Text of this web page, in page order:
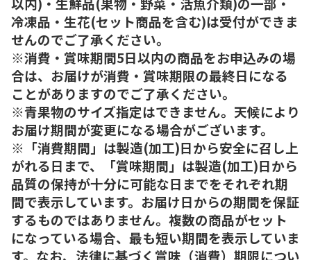
冷凍品・生花(セット商品を含む)は受付ができま
せんのでご了承ください。
※消費・賞味期間5日以内の商品をお申込みの場
合は、お届けが消費・賞味期限の最終日になる
ことがありますのでご了承ください。
※青果物のサイズ指定はできません。天候により
お届け期間が変更になる場合がございます。
※「消費期間」は製造(加工)日から安全に召し上
がれる日まで、「賞味期間」は製造(加工)日から
品質の保持が十分に可能な日までをそれぞれ期
間で表示しています。お届け日からの期間を保証
するものではありません。複数の商品がセット
になっている場合、最も短い期間を表示していま
す。なお、法律に基づく賞味（消費）期限につい